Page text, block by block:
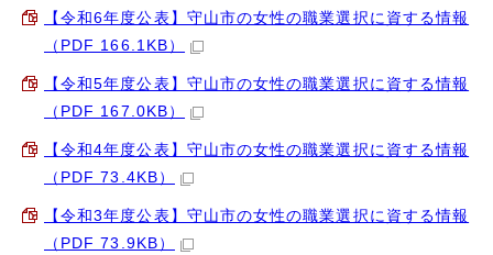
【令和6年度公表】守山市の女性の職業選択に資する情報
（PDF 166.1KB）
【令和5年度公表】守山市の女性の職業選択に資する情報
（PDF 167.0KB）
【令和4年度公表】守山市の女性の職業選択に資する情報
（PDF 73.4KB）
【令和3年度公表】守山市の女性の職業選択に資する情報
（PDF 73.9KB）